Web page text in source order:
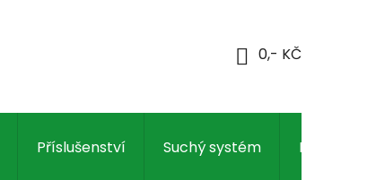
Příslušenství Suchý systém Regulace